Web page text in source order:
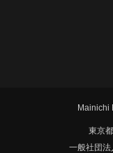
Mainichi
東京
一般社団法